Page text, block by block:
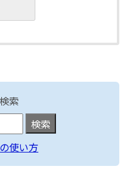
索
使い方